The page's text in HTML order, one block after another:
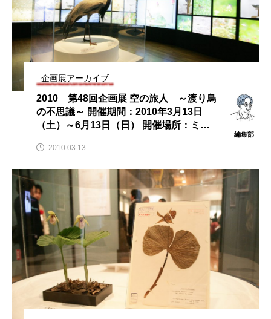
企画展アーカイブ
2010 第48回企画展 空の旅人 ～渡り鳥
の不思議～ 開催期間：2010年3月13日
（土）～6月13日（日） 開催場所：ミュ
編集部
2010.03.13